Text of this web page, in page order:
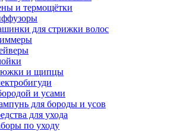
и термощётки
для стрижки волос
и щипцы
и усами
для бороды и усов
для ухода
по уходу